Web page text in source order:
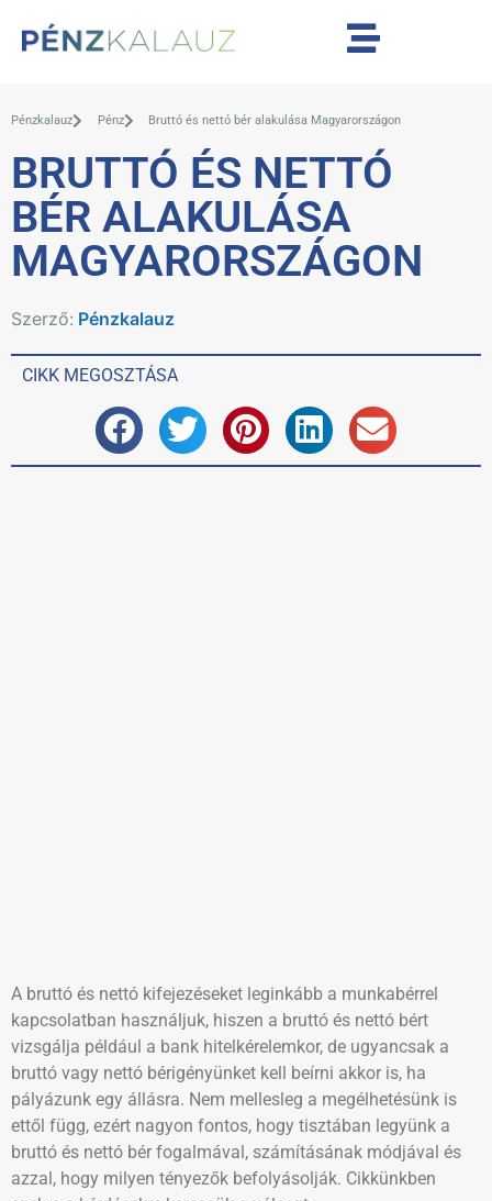
Pénzkalauz Pénz Bruttó és nettó bér alakulása Magyarországon
BRUTTÓ ÉS NETTÓ
BÉR ALAKULÁSA
MAGYARORSZÁGON
Szerző: Pénzkalauz
CIKK MEGOSZTÁSA
A bruttó és nettó kifejezéseket leginkább a munkabérrel
kapcsolatban használjuk, hiszen a bruttó és nettó bért
vizsgálja például a bank hitelkérelemkor, de ugyancsak a
bruttó vagy nettó bérigényünket kell beírni akkor is, ha
pályázunk egy állásra. Nem mellesleg a megélhetésünk is
ettől függ, ezért nagyon fontos, hogy tisztában legyünk a
bruttó és nettó bér fogalmával, számításának módjával és
azzal, hogy milyen tényezők befolyásolják. Cikkünkben